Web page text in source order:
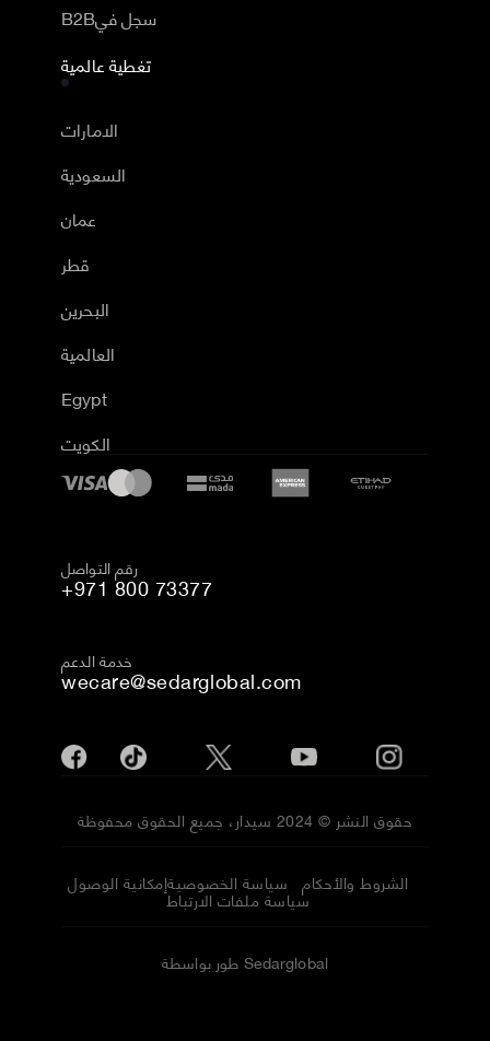
B2Bسجل في
تغطية عالمية
الامارات
السعودية
عمان
قطر
البحرين
العالمية
Egypt
الكويت
رقم التواصل
+971 800 73377
خدمة الدعم
wecare@sedarglobal.com
حقوق النشر © 2024 سيدار، جميع الحقوق محفوظة
إمكانية الوصولسياسة الخصوصية الشروط والأحكام
سياسة ملفات الارتباط
طور بواسطة Sedarglobal